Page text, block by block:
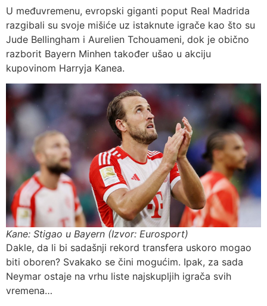
U međuvremenu, evropski giganti poput Real Madrida
razgibali su svoje mišiće uz istaknute igrače kao što su
Jude Bellingham i Aurelien Tchouameni, dok je obično
razborit Bayern Minhen također ušao u akciju
kupovinom Harryja Kanea.
Kane: Stigao u Bayern (Izvor: Eurosport)
Dakle, da li bi sadašnji rekord transfera uskoro mogao
biti oboren? Svakako se čini mogućim. Ipak, za sada
Neymar ostaje na vrhu liste najskupljih igrača svih
vremena…